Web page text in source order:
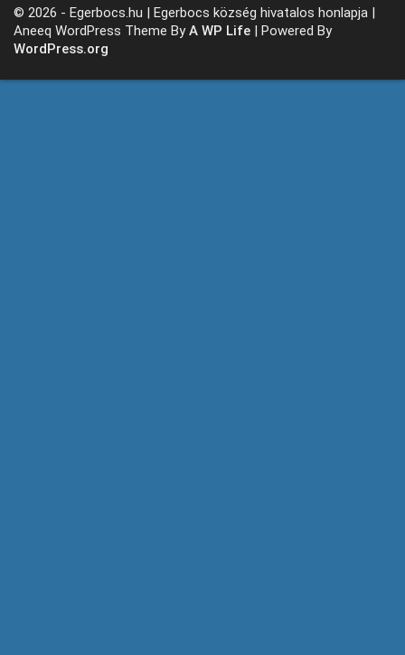
© 2026 - Egerbocs.hu | Egerbocs község hivatalos honlapja |
Aneeq WordPress Theme ByA WP Life | Powered By
WordPress.org